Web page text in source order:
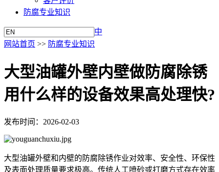
防腐专业知识
中
网站首页 >> 防腐专业知识
大型油罐外壁内壁做防腐除锈
用什么样的设备效果高处理快?
发布时间：2026-02-03
大型油罐外壁和内壁的防腐除锈作业对效率、安全性、环保性
及表面处理质量要求极高。传统人工喷砂或打磨方式存在效率